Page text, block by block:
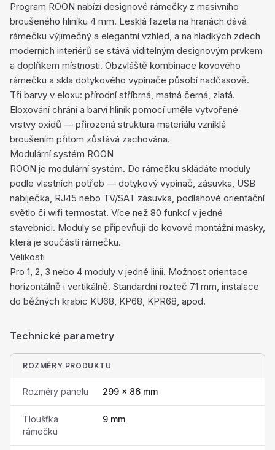
Program ROON nabízí designové rámečky z masivního
broušeného hliníku 4 mm. Lesklá fazeta na hranách dává
rámečku výjimečný a elegantní vzhled, a na hladkých zdech
moderních interiérů se stává viditelným designovým prvkem
a doplňkem místnosti. Obzvláště kombinace kovového
rámečku a skla dotykového vypínače působí nadčasově.
Tři barvy v eloxu: přírodní stříbrná, matná černá, zlatá.
Eloxování chrání a barví hliník pomocí uměle vytvořené
vrstvy oxidů — přirozená struktura materiálu vzniklá
broušením přitom zůstává zachována.
Modulární systém ROON
ROON je modulární systém. Do rámečku skládáte moduly
podle vlastních potřeb — dotykový vypínač, zásuvka, USB
nabíječka, RJ45 nebo TV/SAT zásuvka, podlahové orientační
světlo či wifi termostat. Více než 80 funkcí v jedné
stavebnici. Moduly se připevňují do kovové montážní masky,
která je součástí rámečku.
Velikosti
Pro 1, 2, 3 nebo 4 moduly v jedné linii. Možnost orientace
horizontálně i vertikálně. Standardní rozteč 71 mm, instalace
do běžných krabic KU68, KP68, KPR68, apod.
Technické parametry
ROZMĚRY PRODUKTU
Rozměry panelu 299 × 86 mm
Tloušťka
rámečku
9 mm